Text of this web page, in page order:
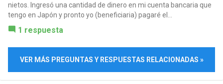
nietos. Ingresó una cantidad de dinero en mi cuenta bancaria que
tengo en Japón y pronto yo (beneficiaria) pagaré el...
1 respuesta
VER MÁS PREGUNTAS Y RESPUESTAS RELACIONADAS »